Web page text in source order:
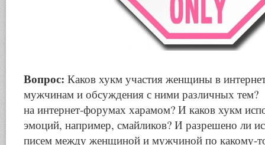
Вопрос: Каков хукм участия женщины в
мужчинам и обсуждения с ними различных
на интернет-форумах харамом? И каков хукм
эмоций, например, смайликов? И разрешено ли
писем между женщиной и мужчиной по какому-